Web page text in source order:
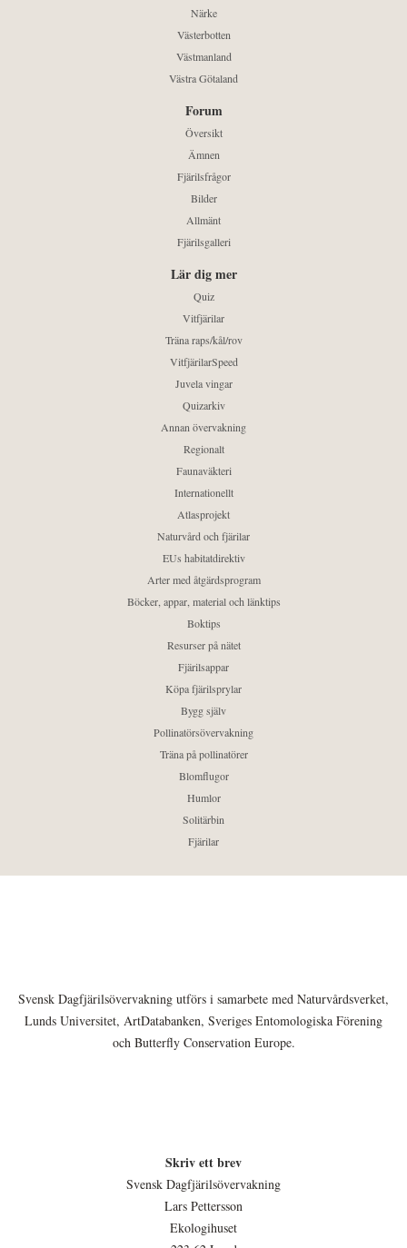
Närke
Västerbotten
Västmanland
Västra Götaland
Forum
Översikt
Ämnen
Fjärilsfrågor
Bilder
Allmänt
Fjärilsgalleri
Lär dig mer
Quiz
Vitfjärilar
Träna raps/kål/rov
VitfjärilarSpeed
Juvela vingar
Quizarkiv
Annan övervakning
Regionalt
Faunaväkteri
Internationellt
Atlasprojekt
Naturvård och fjärilar
EUs habitatdirektiv
Arter med åtgärdsprogram
Böcker, appar, material och länktips
Boktips
Resurser på nätet
Fjärilsappar
Köpa fjärilsprylar
Bygg själv
Pollinatörsövervakning
Träna på pollinatörer
Blomflugor
Humlor
Solitärbin
Fjärilar
Svensk Dagfjärilsövervakning utförs i samarbete med Naturvårdsverket,
Lunds Universitet, ArtDatabanken, Sveriges Entomologiska Förening
och Butterfly Conservation Europe.
Skriv ett brev
Svensk Dagfjärilsövervakning
Lars Pettersson
Ekologihuset